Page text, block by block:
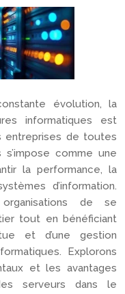
évolution, la
informatiques est
entreprises de toutes
s’impose comme une
la performance, la
d’information.
de se
tout en bénéficiant
et d’une gestion
Explorons
et les avantages
serveurs dans le